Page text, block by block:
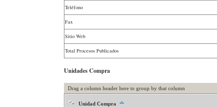
Teléfono
Fax
Sitio Web
Total Procesos Publicados
Unidades Compra
Drag a column header here to group by that column
Unidad Compra